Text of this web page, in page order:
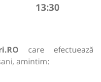
13:30
care efectuează
amintim: